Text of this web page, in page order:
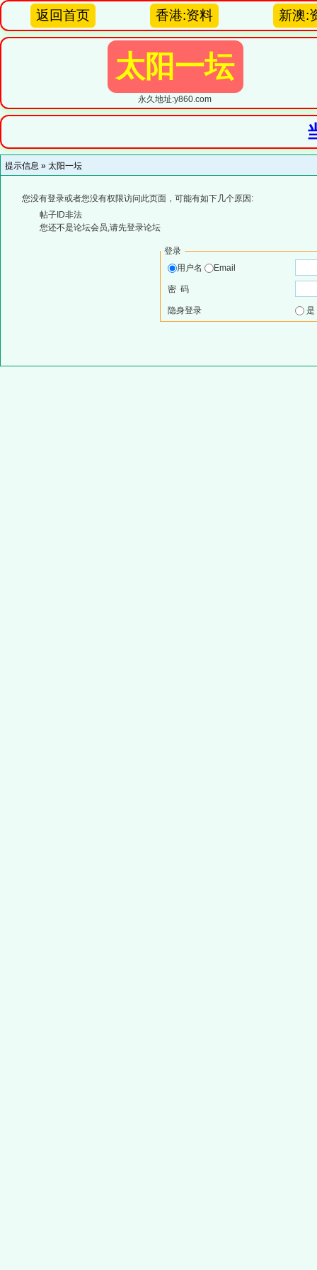
返回首页 香港:资料 新澳:
太阳一坛
永久地址:y860.com
提示信息 » 太阳一坛
您没有登录或者您没有权限访问此页面，可能有如下几个原因:
帖子ID非法
您还不是论坛会员,请先登录论坛
登录
用户名
Email
密 码
隐身登录